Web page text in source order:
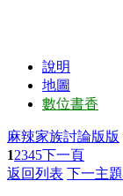
說明
地圖
數位書香
麻辣家族討論版版
12345下一頁
返回列表 下一主題